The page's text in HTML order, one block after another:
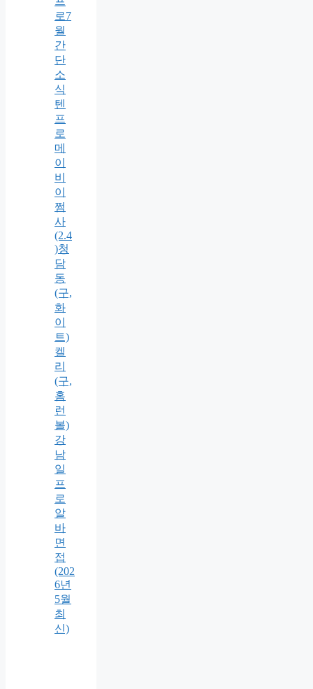
로7
월
간
단
소
식
텐
프
로
메
이
비
이
쩜
사
(2.4
)청
담
동
(구,
화
이
트)
켈
리
(구,
홈
런
볼)
강
남
일
프
로
알
바
면
접
(202
6년
5월
최
신)